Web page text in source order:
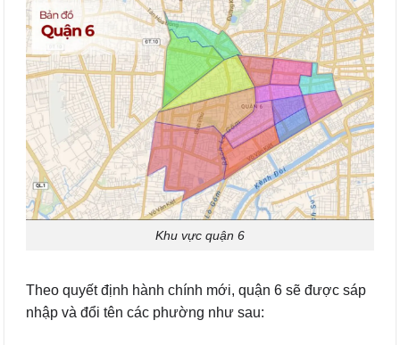
Khu vực quận 6
Theo quyết định hành chính mới, quận 6 sẽ được sáp
nhập và đổi tên các phường như sau: